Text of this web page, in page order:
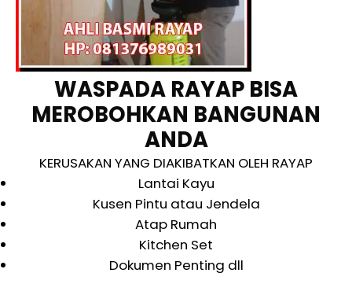
WASPADA RAYAP BISA
MEROBOHKAN BANGUNAN
ANDA
KERUSAKAN YANG DIAKIBATKAN OLEH RAYAP
Lantai Kayu
Kusen Pintu atau Jendela
Atap Rumah
Kitchen Set
Dokumen Penting dll